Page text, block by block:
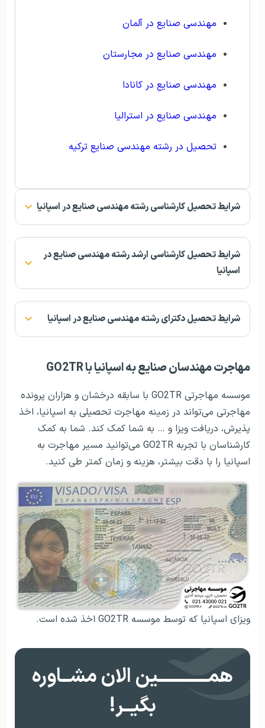
مهندسی صنایع در آلمان
مهندسی صنایع در مجارستان
مهندسی صنایع در کانادا
مهندسی صنایع در استرالیا
تحصیل در رشته مهندسی صنایع ترکیه
شرایط تحصیل کارشناسی رشته مهندسی صنایع در اسپانیا
شرایط تحصیل کارشناسی ارشد رشته مهندسی صنایع در
اسپانیا
شرایط تحصیل دکترای رشته مهندسی صنایع در اسپانیا
مهاجرت مهندسان صنایع به اسپانیا با GO2TR
موسسه مهاجرتی GO2TR با سابقه درخشان و هزاران پرونده
مهاجرتی می‌تواند در زمینه مهاجرت تحصیلی به اسپانیا، اخذ
پذیرش، دریافت ویزا و … به شما کمک کند. شما به کمک
کارشناسان با تجربه GO2TR می‌توانید مسیر مهاجرت به
اسپانیا را با دقت بیشتر، هزینه و زمان کمتر طی کنید.
ویزای اسپانیا که توسط موسسه GO2TR اخذ شده است.
همــــــــــــین الان مشــاوره
بگیــر!